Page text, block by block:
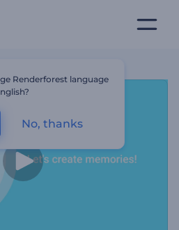
Renderforest language
No, thanks